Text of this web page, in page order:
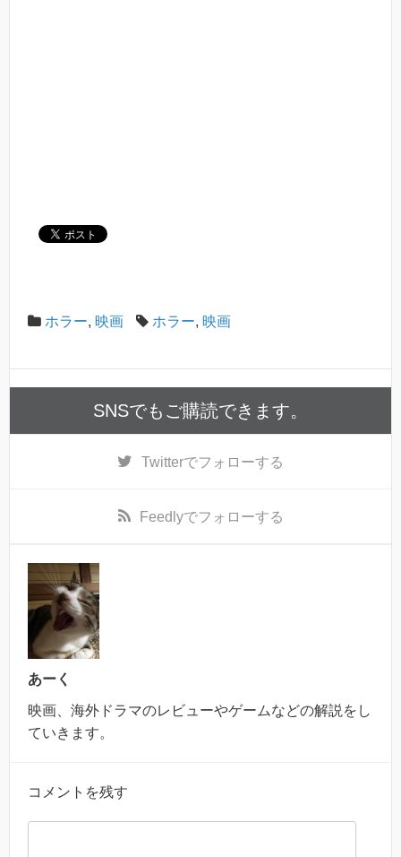
ホラー, 映画 ホラー, 映画
SNSでもご購読できます。
Twitterでフォローする
Feedlyでフォローする
あーく
映画、海外ドラマのレビューやゲームなどの解説をし
ていきます。
コメントを残す